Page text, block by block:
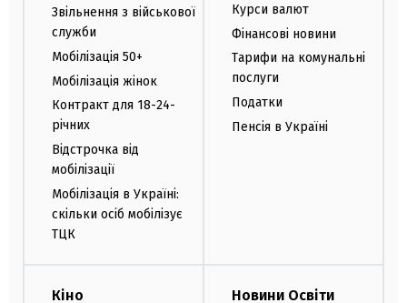
Звільнення з військової
служби
Мобілізація 50+
Мобілізація жінок
Контракт для 18-24-
річних
Відстрочка від
мобілізації
Мобілізація в Україні:
скільки осіб мобілізує
ТЦК
Курси валют
Фінансові новини
Тарифи на комунальні
послуги
Податки
Пенсія в Україні
Кіно Новини Освіти